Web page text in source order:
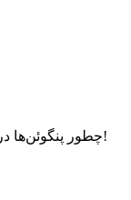
چطور پنگوئن‌ها در سرمای منفی ۶۰ درجه زنده می‌مونن؟!